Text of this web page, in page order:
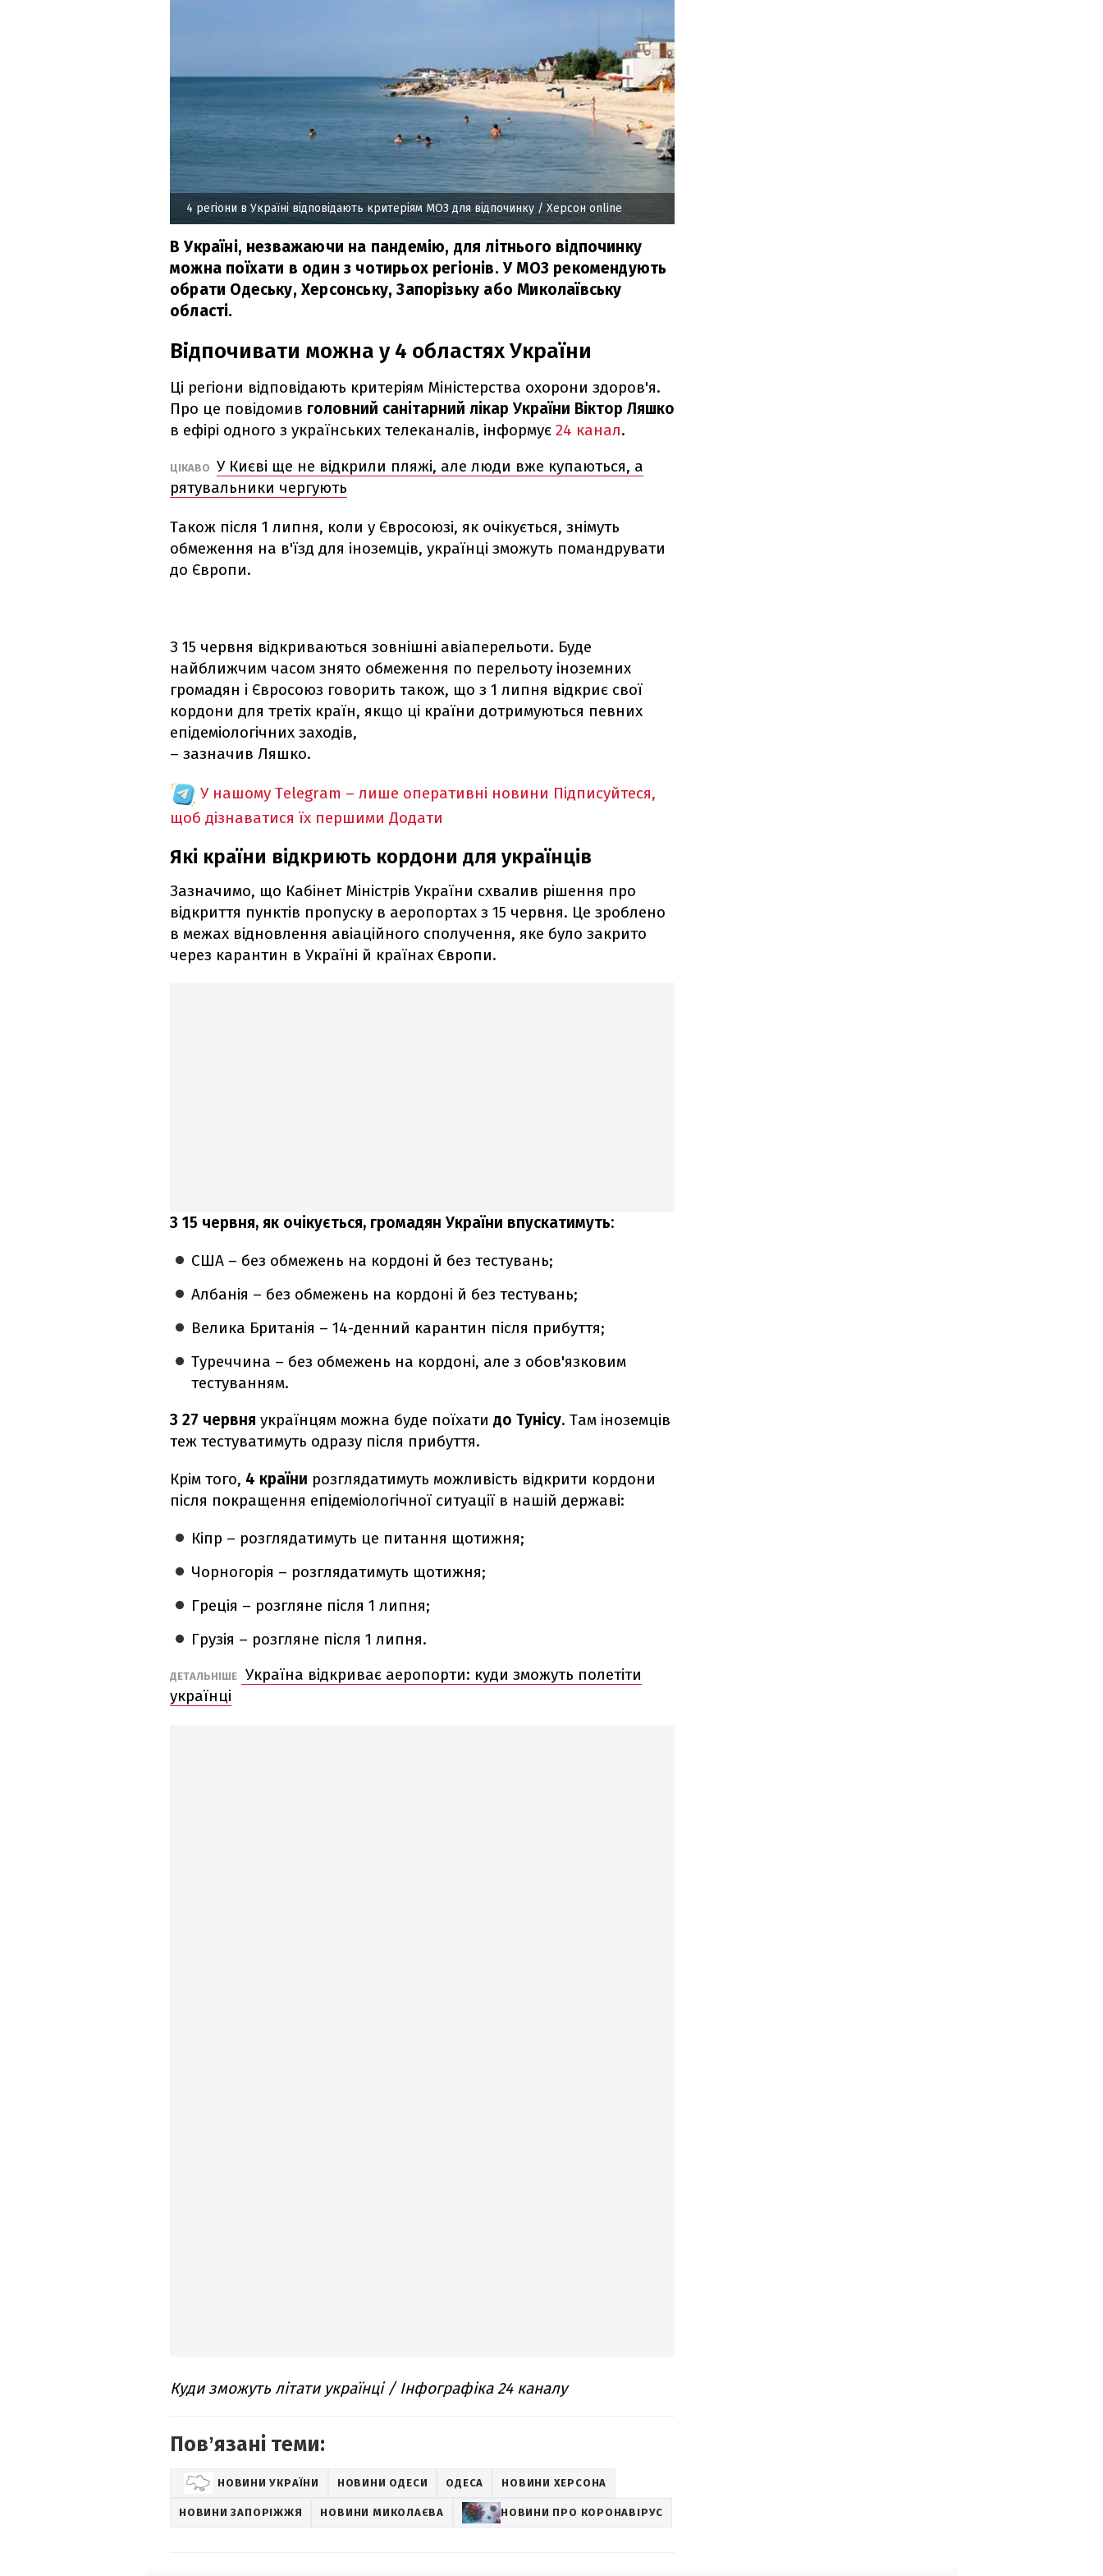
4 регіони в Україні відповідають критеріям МОЗ для відпочинку / Херсон online
В Україні, незважаючи на пандемію, для літнього відпочинку
можна поїхати в один з чотирьох регіонів. У МОЗ рекомендують
обрати Одеську, Херсонську, Запорізьку або Миколаївську
області.
Відпочивати можна у 4 областях України
Ці регіони відповідають критеріям Міністерства охорони здоров'я.
Про це повідомив головний санітарний лікар України Віктор Ляшко
в ефірі одного з українських телеканалів, інформує 24 канал.
ЦІКАВО У Києві ще не відкрили пляжі, але люди вже купаються, а
рятувальники чергують
Також після 1 липня, коли у Євросоюзі, як очікується, знімуть
обмеження на в'їзд для іноземців, українці зможуть помандрувати
до Європи.
З 15 червня відкриваються зовнішні авіаперельоти. Буде
найближчим часом знято обмеження по перельоту іноземних
громадян і Євросоюз говорить також, що з 1 липня відкриє свої
кордони для третіх країн, якщо ці країни дотримуються певних
епідеміологічних заходів,
– зазначив Ляшко.
У нашому Telegram – лише оперативні новини Підписуйтеся,
щоб дізнаватися їх першими Додати
Які країни відкриють кордони для українців
Зазначимо, що Кабінет Міністрів України схвалив рішення про
відкриття пунктів пропуску в аеропортах з 15 червня. Це зроблено
в межах відновлення авіаційного сполучення, яке було закрито
через карантин в Україні й країнах Європи.
З 15 червня, як очікується, громадян України впускатимуть:
США – без обмежень на кордоні й без тестувань;
Албанія – без обмежень на кордоні й без тестувань;
Велика Британія – 14-денний карантин після прибуття;
Туреччина – без обмежень на кордоні, але з обов'язковим
тестуванням.
З 27 червня українцям можна буде поїхати до Тунісу. Там іноземців
теж тестуватимуть одразу після прибуття.
Крім того, 4 країни розглядатимуть можливість відкрити кордони
після покращення епідеміологічної ситуації в нашій державі:
Кіпр – розглядатимуть це питання щотижня;
Чорногорія – розглядатимуть щотижня;
Греція – розгляне після 1 липня;
Грузія – розгляне після 1 липня.
ДЕТАЛЬНІШЕ
Україна відкриває аеропорти: куди зможуть полетіти
українці
Куди зможуть літати українці / Інфографіка 24 каналу
Повʼязані теми:
НОВИНИ УКРАЇНИ НОВИНИ ОДЕСИ ОДЕСА НОВИНИ ХЕРСОНА
НОВИНИ ЗАПОРІЖЖЯ НОВИНИ МИКОЛАЄВА НОВИНИ ПРО КОРОНАВІРУС